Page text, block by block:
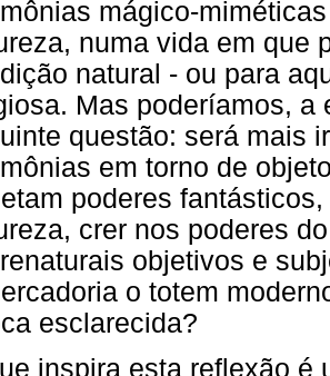
mágico-
numa vida em que
natural - ou para
Mas poderíamos, a
questão: será mais
em torno de
poderes
crer nos poderes
objetivos e
o totem
esclarecida?
inspira esta reflexão é